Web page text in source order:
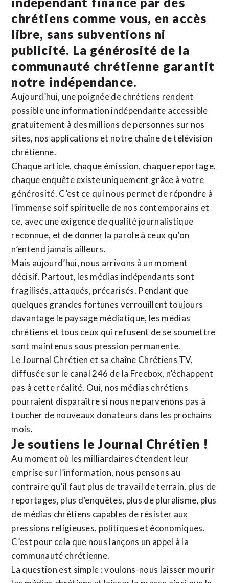
chrétiens comme vous, en accès
libre, sans subventions ni
publicité. La générosité de la
communauté chrétienne garantit
notre indépendance.
Aujourd’hui, une poignée de chrétiens rendent
possible une information indépendante accessible
gratuitement à des millions de personnes sur nos
sites, nos applications et notre chaîne de télévision
chrétienne.
Chaque article, chaque émission, chaque reportage,
chaque enquête existe uniquement grâce à votre
générosité. C’est ce qui nous permet de répondre à
l’immense soif spirituelle de nos contemporains et
ce, avec une exigence de qualité journalistique
reconnue, et de donner la parole à ceux qu’on
n’entend jamais ailleurs.
Mais aujourd’hui, nous arrivons à un moment
décisif. Partout, les médias indépendants sont
fragilisés, attaqués, précarisés. Pendant que
quelques grandes fortunes verrouillent toujours
davantage le paysage médiatique, les médias
chrétiens et tous ceux qui refusent de se soumettre
sont maintenus sous pression permanente.
Le Journal Chrétien et sa chaîne Chrétiens TV,
diffusée sur le canal 246 de la Freebox, n’échappent
pas à cette réalité. Oui, nos médias chrétiens
pourraient disparaître si nous ne parvenons pas à
toucher de nouveaux donateurs dans les prochains
mois.
Je soutiens le Journal Chrétien !
Au moment où les milliardaires étendent leur
emprise sur l’information, nous pensons au
contraire qu’il faut plus de travail de terrain, plus de
reportages, plus d’enquêtes, plus de pluralisme, plus
de médias chrétiens capables de résister aux
pressions religieuses, politiques et économiques.
C’est pour cela que nous lançons un appel à la
communauté chrétienne.
La question est simple : voulons-nous laisser mourir